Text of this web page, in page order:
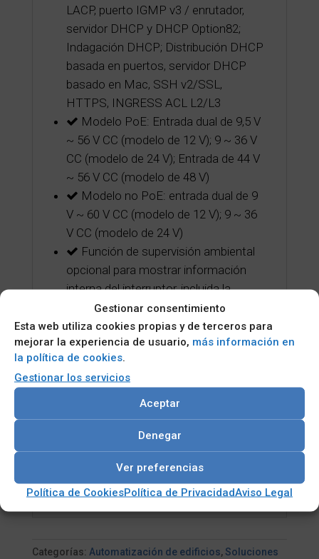
Gestionar consentimiento
Esta web utiliza cookies propias y de terceros para
mejorar la experiencia de usuario, más información en
la política de cookies.
Gestionar los servicios
Aceptar
Denegar
Ver preferencias
Política de CookiesPolítica de PrivacidadAviso Legal
LACP, puerto IGMP v3 / enrutador,
servidor DHCP y DHCP Option82;
Indagación DHCP; Distribución DHCP
basada en puertos, servidor DHCP
basado en Mac, SSH v2/SSL,
HTTPS, INGRESS ACL L2/L3
Modelo PoE: Entrada dual de 9,5 V
~ 56 V CC (modelo de 12 V); 9 ~ 36 V
CC (modelo de 24 V); Entrada de 44 V
~ 56 V CC (modelo de 48 V)
Modelo no PoE: entrada dual de 9
V ~ 60 V CC (modelo de 12 V); 9 ~ 36
V CC (modelo de 24 V)
Función de supervisión ambiental
opcional para mostrar información
interna del interruptor, incluida la
temperatura, el voltaje, la corriente y el
consumo de energía
Solo el sistema de entrada de 24 V
CC es aplicable para la aprobación de
la marca E
Certificado de marcado electrónico
para la aplicación de vehículos
Puerto USB para copia de
seguridad, restaurar el archivo de
configuración
Categorías: Automatización de edificios, Soluciones